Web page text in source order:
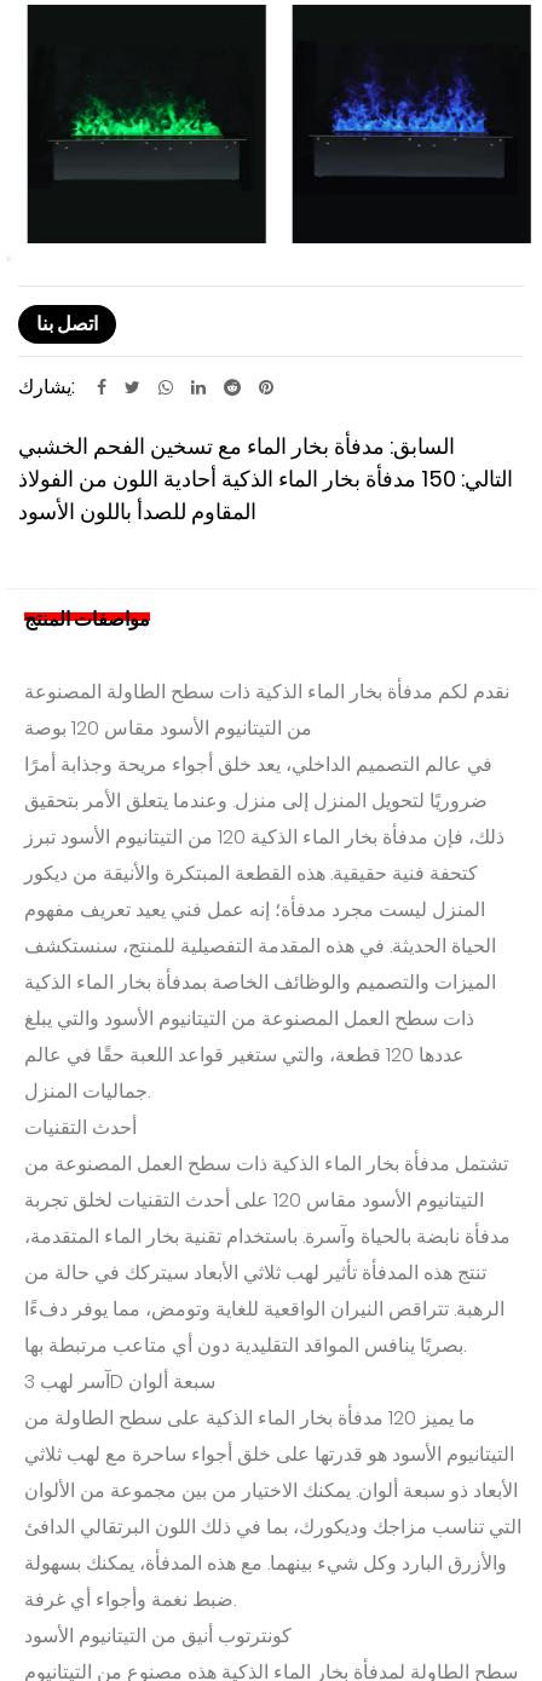
اتصل بنا
يشارك:
السابق: مدفأة بخار الماء مع تسخين الفحم الخشبي
التالي: 150 مدفأة بخار الماء الذكية أحادية اللون من الفولاذ
المقاوم للصدأ باللون الأسود
مواصفات المنتج
نقدم لكم مدفأة بخار الماء الذكية ذات سطح الطاولة المصنوعة
من التيتانيوم الأسود مقاس 120 بوصة
في عالم التصميم الداخلي، يعد خلق أجواء مريحة وجذابة أمرًا
ضروريًا لتحويل المنزل إلى منزل. وعندما يتعلق الأمر بتحقيق
ذلك، فإن مدفأة بخار الماء الذكية 120 من التيتانيوم الأسود تبرز
كتحفة فنية حقيقية. هذه القطعة المبتكرة والأنيقة من ديكور
المنزل ليست مجرد مدفأة؛ إنه عمل فني يعيد تعريف مفهوم
الحياة الحديثة. في هذه المقدمة التفصيلية للمنتج، سنستكشف
الميزات والتصميم والوظائف الخاصة بمدفأة بخار الماء الذكية
ذات سطح العمل المصنوعة من التيتانيوم الأسود والتي يبلغ
عددها 120 قطعة، والتي ستغير قواعد اللعبة حقًا في عالم
جماليات المنزل.
أحدث التقنيات
تشتمل مدفأة بخار الماء الذكية ذات سطح العمل المصنوعة من
التيتانيوم الأسود مقاس 120 على أحدث التقنيات لخلق تجربة
مدفأة نابضة بالحياة وآسرة. باستخدام تقنية بخار الماء المتقدمة،
تنتج هذه المدفأة تأثير لهب ثلاثي الأبعاد سيتركك في حالة من
الرهبة. تتراقص النيران الواقعية للغاية وتومض، مما يوفر دفءًا
بصريًا ينافس المواقد التقليدية دون أي متاعب مرتبطة بها.
آسر لهب 3D سبعة ألوان
ما يميز 120 مدفأة بخار الماء الذكية على سطح الطاولة من
التيتانيوم الأسود هو قدرتها على خلق أجواء ساحرة مع لهب ثلاثي
الأبعاد ذو سبعة ألوان. يمكنك الاختيار من بين مجموعة من الألوان
التي تناسب مزاجك وديكورك، بما في ذلك اللون البرتقالي الدافئ
والأزرق البارد وكل شيء بينهما. مع هذه المدفأة، يمكنك بسهولة
ضبط نغمة وأجواء أي غرفة.
كونترتوب أنيق من التيتانيوم الأسود
سطح الطاولة لمدفأة بخار الماء الذكية هذه مصنوع من التيتانيوم